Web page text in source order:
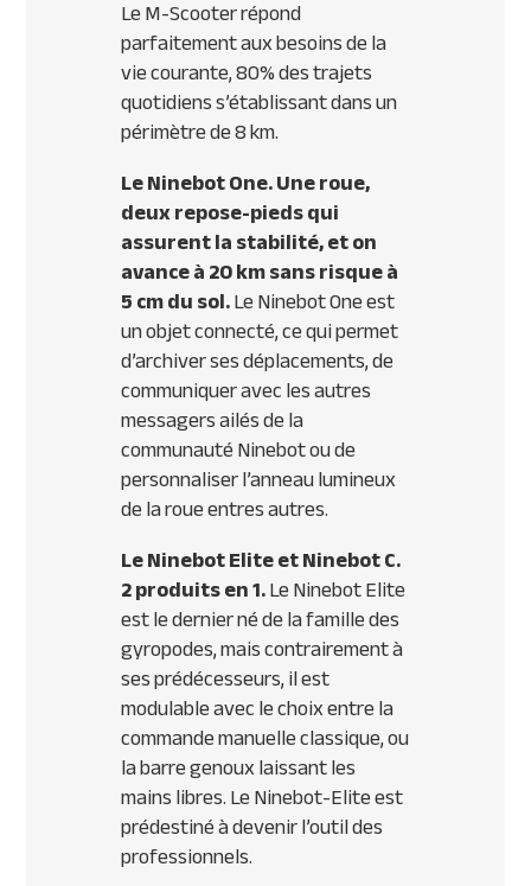
Le M-Scooter répond
parfaitement aux besoins de la
vie courante, 80% des trajets
quotidiens s’établissant dans un
périmètre de 8 km.
Le Ninebot One. Une roue,
deux repose-pieds qui
assurent la stabilité, et on
avance à 20 km sans risque à
5 cm du sol.Le Ninebot One est
un objet connecté, ce qui permet
d’archiver ses déplacements, de
communiquer avec les autres
messagers ailés de la
communauté Ninebot ou de
personnaliser l’anneau lumineux
de la roue entres autres.
Le Ninebot Elite et Ninebot C.
2 produits en 1.Le Ninebot Elite
est le dernier né de la famille des
gyropodes, mais contrairement à
ses prédécesseurs, il est
modulable avec le choix entre la
commande manuelle classique, ou
la barre genoux laissant les
mains libres. Le Ninebot-Elite est
prédestiné à devenir l’outil des
professionnels.